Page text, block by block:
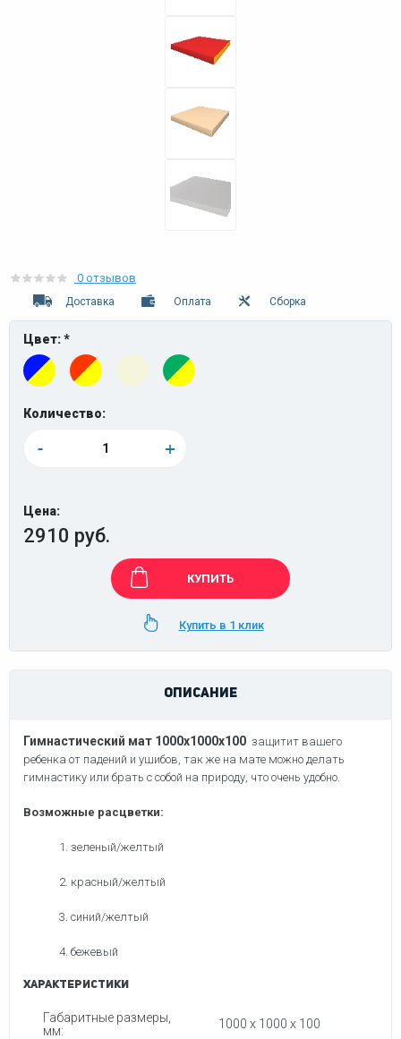
0 отзывов
Доставка Оплата Сборка
Цвет: *
Количество:
- +
Цена:
2910 руб.
КУПИТЬ
Купить в 1 клик
ОПИСАНИЕ
Гимнастический мат 1000x1000x100 защитит вашего
ребенка от падений и ушибов, так же на мате можно делать
гимнастику или брать с собой на природу, что очень удобно.
Возможные расцветки:
1. зеленый/желтый
2. красный/желтый
3. синий/желтый
4. бежевый
Характеристики
Габаритные размеры,
мм:
1000 x 1000 x 100